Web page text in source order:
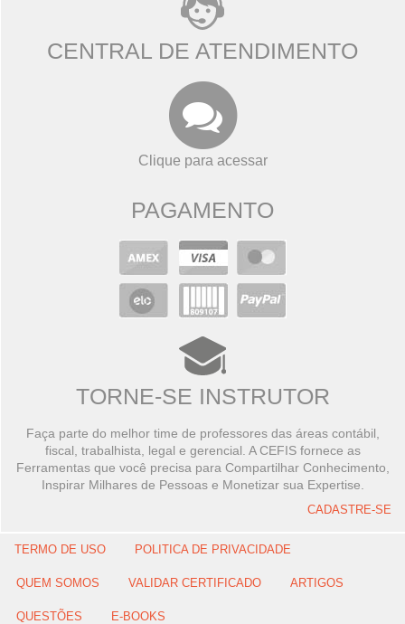
CENTRAL DE ATENDIMENTO
Clique para acessar
PAGAMENTO
TORNE-SE INSTRUTOR
Faça parte do melhor time de professores das áreas contábil,
fiscal, trabalhista, legal e gerencial. A CEFIS fornece as
Ferramentas que você precisa para Compartilhar Conhecimento,
Inspirar Milhares de Pessoas e Monetizar sua Expertise.
CADASTRE-SE
TERMO DE USO POLITICA DE PRIVACIDADE
QUEM SOMOS VALIDAR CERTIFICADO ARTIGOS
QUESTÕES E-BOOKS